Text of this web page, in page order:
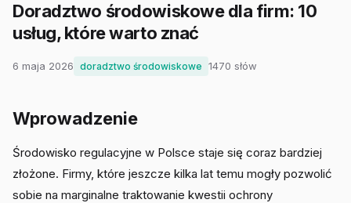
Doradztwo środowiskowe dla firm: 10
usług, które warto znać
6 maja 2026 doradztwo środowiskowe 1470 słów
Wprowadzenie
Środowisko regulacyjne w Polsce staje się coraz bardziej
złożone. Firmy, które jeszcze kilka lat temu mogły pozwolić
sobie na marginalne traktowanie kwestii ochrony